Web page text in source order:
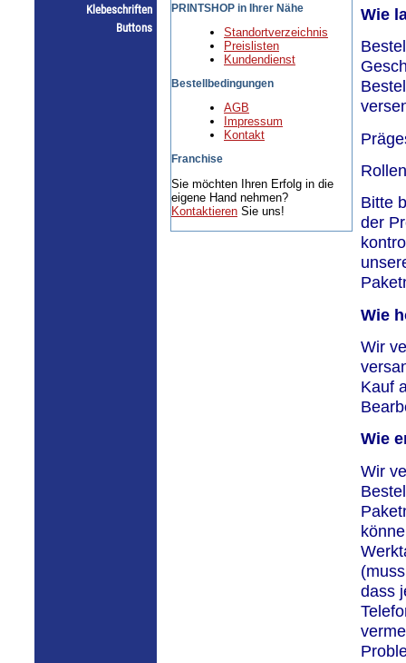
Klebeschriften
Buttons
PRINTSHOP in Ihrer Nähe
Standortverzeichnis
Preislisten
Kundendienst
Bestellbedingungen
AGB
Impressum
Kontakt
Franchise
Sie möchten Ihren Erfolg in die
eigene Hand nehmen?
Kontaktieren Sie uns!
Wie
Bitte
der
Wie
Wir
Kauf
Wie
Wir
dass